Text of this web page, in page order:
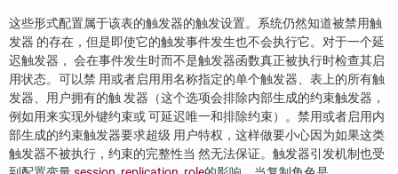
这些形式配置属于该表的触发器的触发设置。系统仍然知道被禁用触
发器 的存在，但是即使它的触发事件发生也不会执行它。对于一个延
迟触发器， 会在事件发生时而不是触发器函数真正被执行时检查其启
用状态。可以禁 用或者启用用名称指定的单个触发器、表上的所有触
发器、用户拥有的触 发器（这个选项会排除内部生成的约束触发器，
例如用来实现外键约束或 可延迟唯一和排除约束）。禁用或者启用内
部生成的约束触发器要求超级 用户特权，这样做要小心因为如果这类
触发器不被执行，约束的完整性当 然无法保证。触发器引发机制也受